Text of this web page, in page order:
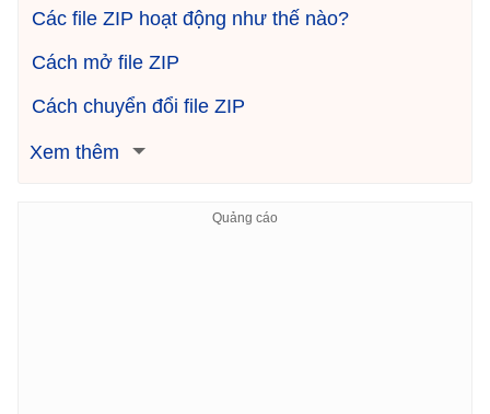
Các file ZIP hoạt động như thế nào?
Cách mở file ZIP
Cách chuyển đổi file ZIP
Xem thêm